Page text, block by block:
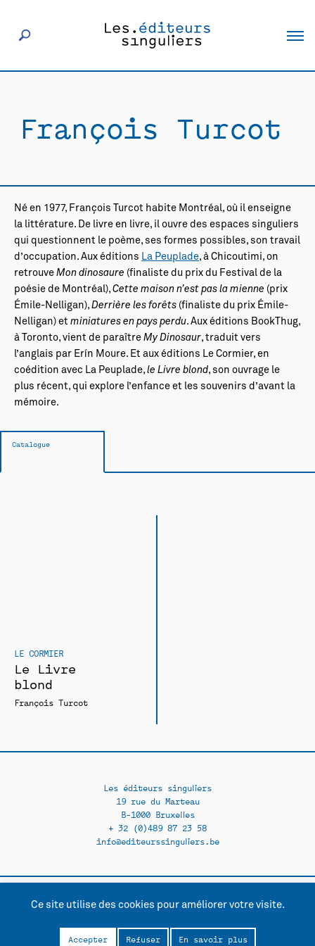
Éditeurs
Actualités
Rencontres
François Turcot
Né en 1977, François Turcot habite Montréal, où il enseigne
la littérature. De livre en livre, il ouvre des espaces singuliers
qui questionnent le poème, ses formes possibles, son travail
d’occupation. Aux éditions La Peuplade, à Chicoutimi, on
retrouve Mon dinosaure (finaliste du prix du Festival de la
poésie de Montréal), Cette maison n’est pas la mienne (prix
Émile-Nelligan), Derrière les forêts (finaliste du prix Émile-
Nelligan) et miniatures en pays perdu. Aux éditions BookThug,
à Toronto, vient de paraître My Dinosaur, traduit vers
l’anglais par Erín Moure. Et aux éditions Le Cormier, en
coédition avec La Peuplade, le Livre blond, son ouvrage le
plus récent, qui explore l’enfance et les souvenirs d’avant la
mémoire.
Catalogue
LE CORMIER
Le Livre
blond
François Turcot
Les éditeurs singuliers
19 rue du Marteau
B-1000 Bruxelles
+ 32 (0)489 87 23 58
info@editeurssinguliers.be
Facebook →
Instagram →
Contact
Politique de confidentialité
Ce site utilise des cookies pour améliorer votre visite.
Accepter Refuser En savoir plus